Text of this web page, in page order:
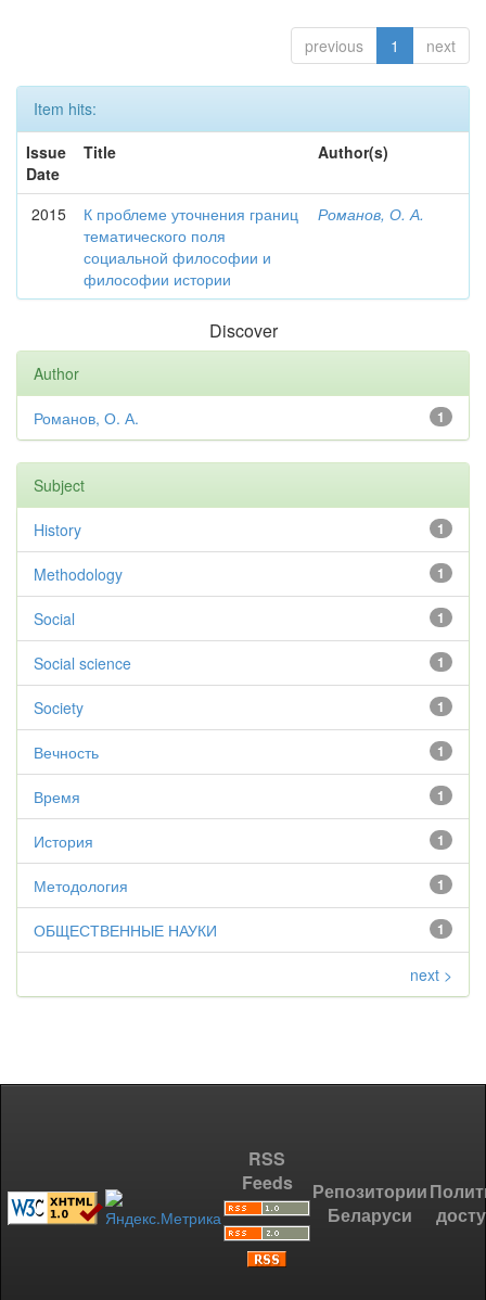
previous 1 next
Item hits:
Issue
Date
Title Author(s)
2015
К проблеме уточнения границ
тематического поля
социальной философии и
философии истории
Романов, О. А.
Discover
Author
1
Романов, О. А.
Subject
1
History
1
Methodology
1
Social
1
Social science
1
Society
1
Вечность
1
Время
1
История
1
Методология
1
ОБЩЕСТВЕННЫЕ НАУКИ
next >
RSS
Feeds
Репозитории
Беларуси